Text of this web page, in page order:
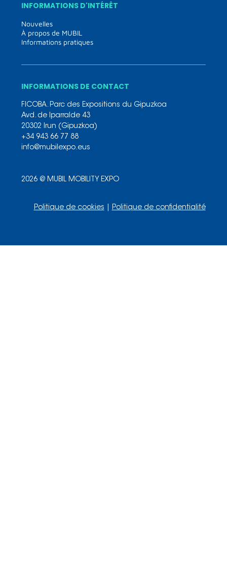
INFORMATIONS D'INTÉRÊT
Nouvelles
À propos de MUBIL
Informations pratiques
INFORMATIONS DE CONTACT
FICOBA. Parc des Expositions du Gipuzkoa
Avd. de Iparralde 43
20302 Irun (Gipuzkoa)
+34 943 66 77 88
info@mubilexpo.eus
2026 @ MUBIL MOBILITY EXPO
Politique de cookies Politique de confidentialité